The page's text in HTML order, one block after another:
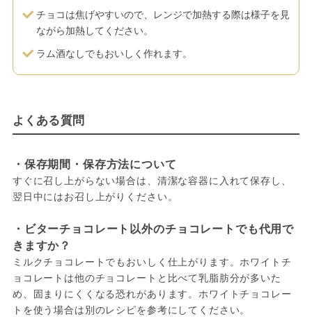
チョコは焦げやすいので、レンジで加熱する際は様子を見
ながら加熱してください。
ラム酒なしでもおいしく作れます。
よくある質問
・保存期間・保存方法について
すぐに召し上がらない場合は、清潔な容器に入れて保存し、
翌日中にはお召し上がりください。
・ビターチョコレート以外のチョコレートでも代用で
きますか？
ミルクチョコレートでもおいしく仕上がります。ホワイトチ
ョコレートは他のチョコレートと比べて乳脂肪分が多いた
め、固まりにくくなる恐れがあります。ホワイトチョコレー
トを使う場合は別のレシピを参考にしてください。